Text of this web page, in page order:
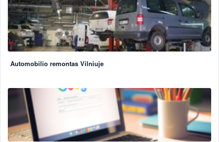
Automobilio remontas Vilniuje